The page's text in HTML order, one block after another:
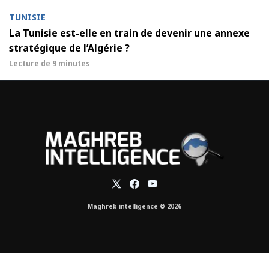
TUNISIE
La Tunisie est-elle en train de devenir une annexe
stratégique de l’Algérie ?
Lecture de 9 minutes
Maghreb intelligence © 2026